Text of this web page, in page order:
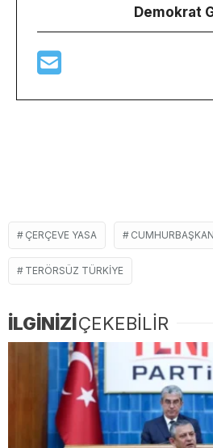
Demokrat
ÇERÇEVE YASA
TERÖRSÜZ TÜRKIYE
İLGİNİZİÇEKEBİLİR